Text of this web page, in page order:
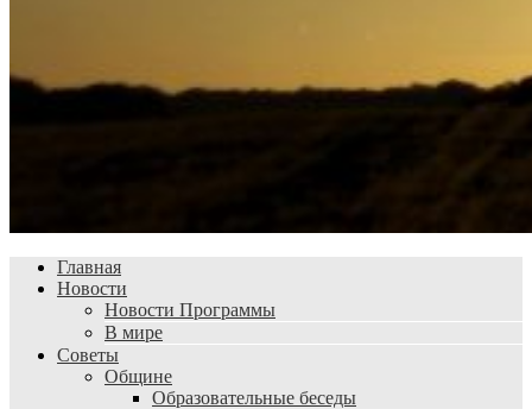
Главная
Новости
Новости Программы
В мире
Советы
Общине
Образовательные беседы